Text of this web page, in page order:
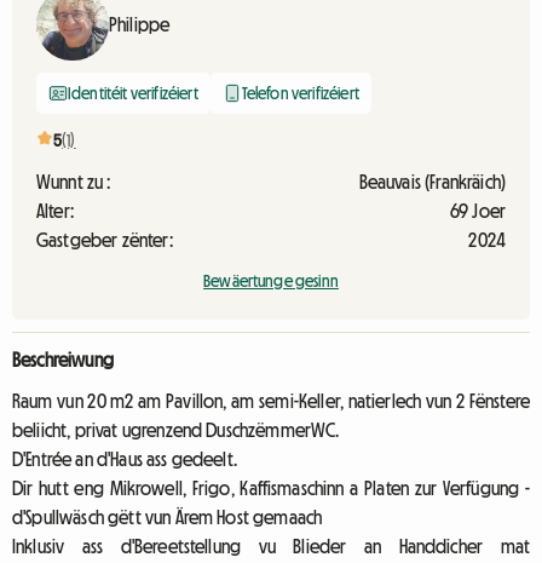
Philippe
Identitéit verifizéiert Telefon verifizéiert
5(1)
Wunnt zu :
Beauvais (Frankräich)
Alter:
69 Joer
Gastgeber zënter:
2024
Bewäertunge gesinn
Beschreiwung
Raum vun 20 m2 am Pavillon, am semi-Keller, natierlech vun 2 Fënstere
beliicht, privat ugrenzend DuschzëmmerWC.
D'Entrée an d'Haus ass gedeelt.
Dir hutt eng Mikrowell, Frigo, Kaffismaschinn a Platen zur Verfügung -
d'Spullwäsch gëtt vun Ärem Host gemaach
Inklusiv ass d'Bereetstellung vu Blieder an Handdicher mat